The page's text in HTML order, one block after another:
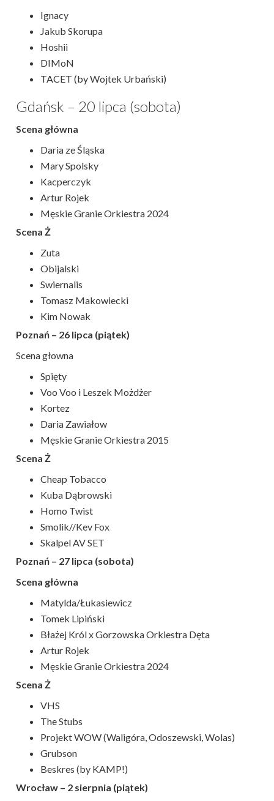
Ignacy
Jakub Skorupa
Hoshii
DIMoN
TACET (by Wojtek Urbański)
Gdańsk – 20 lipca (sobota)
Scena główna
Daria ze Śląska
Mary Spolsky
Kacperczyk
Artur Rojek
Męskie Granie Orkiestra 2024
Scena Ż
Zuta
Obijalski
Swiernalis
Tomasz Makowiecki
Kim Nowak
Poznań – 26 lipca (piątek)
Scena głowna
Spięty
Voo Voo i Leszek Możdżer
Kortez
Daria Zawiałow
Męskie Granie Orkiestra 2015
Scena Ż
Cheap Tobacco
Kuba Dąbrowski
Homo Twist
Smolik//Kev Fox
Skalpel AV SET
Poznań – 27 lipca (sobota)
Scena główna
Matylda/Łukasiewicz
Tomek Lipiński
Błażej Król x Gorzowska Orkiestra Dęta
Artur Rojek
Męskie Granie Orkiestra 2024
Scena Ż
VHS
The Stubs
Projekt WOW (Waligóra, Odoszewski, Wolas)
Grubson
Beskres (by KAMP!)
Wrocław – 2 sierpnia (piątek)